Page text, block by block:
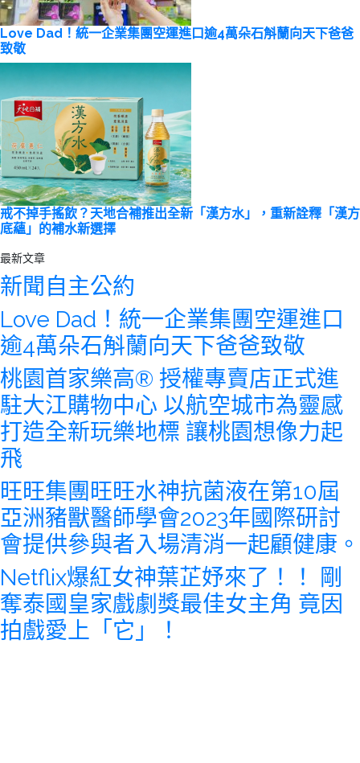
Love Dad！統一企業集團空運進口逾4萬朵石斛蘭向天下爸爸
致敬
戒不掉手搖飲？天地合補推出全新「漢方水」，重新詮釋「漢方
底蘊」的補水新選擇
最新文章
新聞自主公約
Love Dad！統一企業集團空運進口
逾4萬朵石斛蘭向天下爸爸致敬
桃園首家樂高® 授權專賣店正式進
駐大江購物中心 以航空城市為靈感
打造全新玩樂地標 讓桃園想像力起
飛
旺旺集團旺旺水神抗菌液在第10屆
亞洲豬獸醫師學會2023年國際研討
會提供參與者入場清消一起顧健康。
Netflix爆紅女神葉芷妤來了！！ 剛
奪泰國皇家戲劇獎最佳女主角 竟因
拍戲愛上「它」！